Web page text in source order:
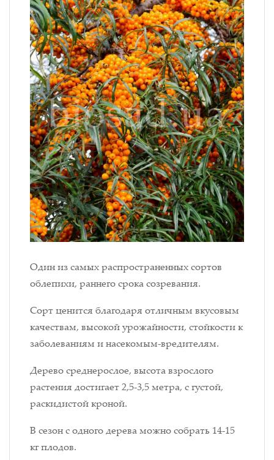
Один из самых распространенных сортов
облепихи, раннего срока созревания.
Сорт ценится благодаря отличным вкусовым
качествам, высокой урожайности, стойкости к
заболеваниям и насекомым-вредителям.
Дерево среднерослое, высота взрослого
растения достигает 2,5-3,5 метра, с густой,
раскидистой кроной.
В сезон с одного дерева можно собрать 14-15
кг плодов.